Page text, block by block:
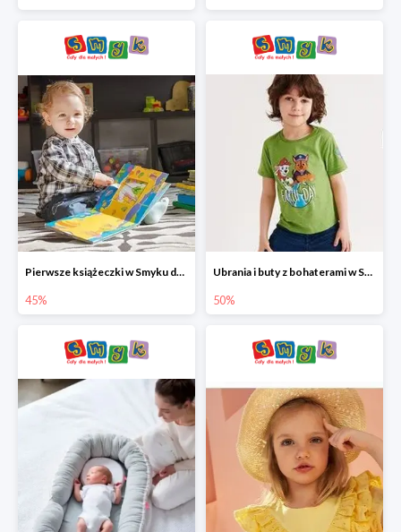
Pierwsze książeczki w Smyku do -45%
45%
Ubrania i buty z bohaterami w Smyku do -50%
50%